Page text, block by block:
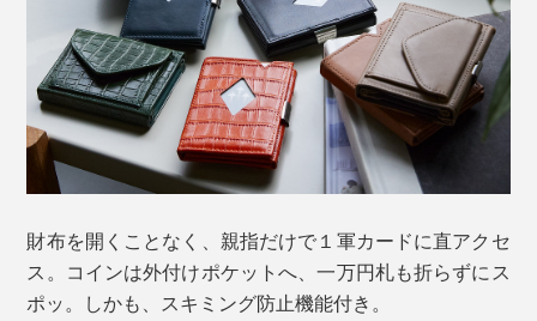
財布を開くことなく、親指だけで１軍カードに直アクセ
ス。コインは外付けポケットへ、一万円札も折らずにス
ポッ。しかも、スキミング防止機能付き。